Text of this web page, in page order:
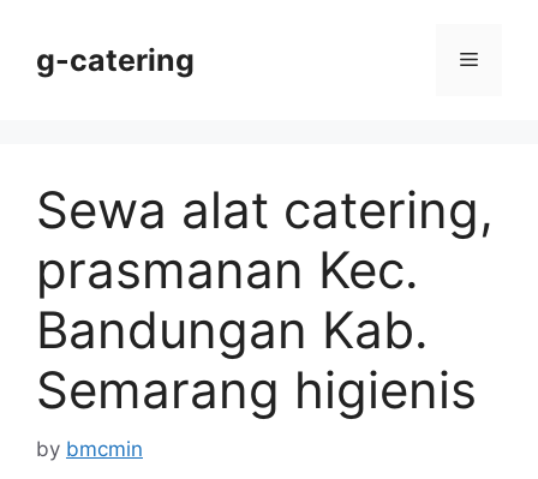
contentg-catering Menu
Sewa alat catering,
prasmanan Kec.
Bandungan Kab.
Semarang higienis
by bmcmin